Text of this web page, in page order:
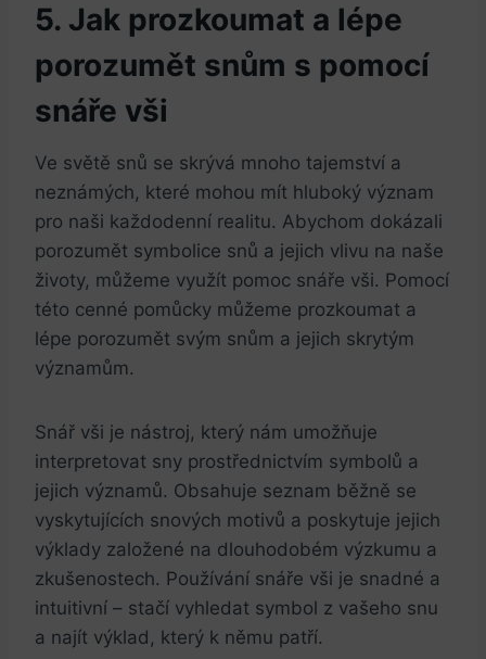
5. Jak prozkoumat‍ a lépe
porozumět snům s​ pomocí
snáře vši
Ve světě snů se skrývá mnoho⁤ tajemství a
neznámých,⁤ které mohou ‍mít ⁤hluboký⁢ význam
pro naši každodenní realitu. ⁣Abychom ‌dokázali ​
porozumět ⁤symbolice snů a jejich vlivu na naše
životy, můžeme využít pomoc snáře vši. Pomocí
této cenné pomůcky můžeme prozkoumat a
lépe porozumět svým ‍snům a jejich skrytým
významům.
Snář vši je nástroj, který ⁢nám umožňuje
interpretovat sny prostřednictvím symbolů a
jejich ⁣významů. Obsahuje seznam běžně se
vyskytujících snových motivů a poskytuje jejich
výklady založené ​na dlouhodobém výzkumu a
⁣zkušenostech.‌ Používání snáře vši je snadné a
intuitivní – stačí vyhledat symbol z vašeho snu
a najít výklad, který k němu patří.